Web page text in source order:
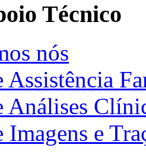
Técnico
nós
Assistência
Análises
Imagens e